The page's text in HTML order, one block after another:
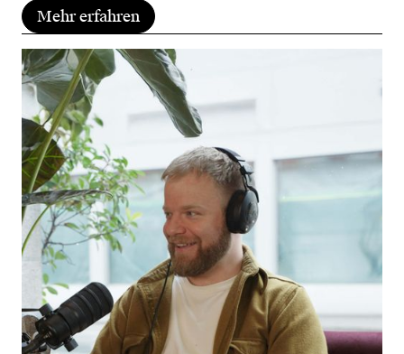
zurückzublicken – Zeit für den Wrap-up.
Mehr erfahren